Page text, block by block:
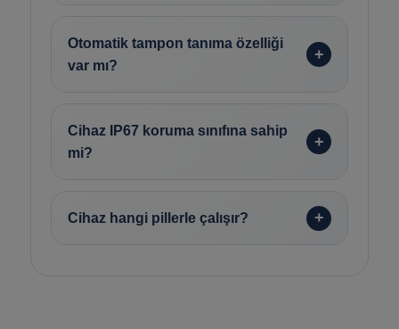
Otomatik tampon tanıma özelliği
var mı?
Cihaz IP67 koruma sınıfına sahip
mi?
Cihaz hangi pillerle çalışır?